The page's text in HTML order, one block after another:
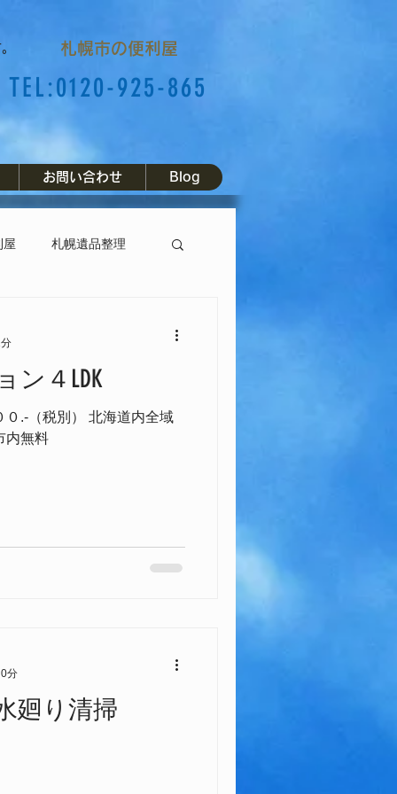
札幌市の便利屋
TEL:0120-925-865
お問い合わせ Blog
屋 札幌遺品整理
美装 竣工美装
ン４LDK
.-（税別） 北海道内全域
内無料
廻り清掃
分